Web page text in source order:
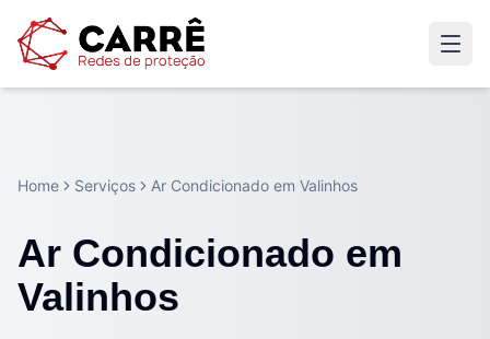
Home Serviços Ar Condicionado em Valinhos
Ar Condicionado em
Valinhos